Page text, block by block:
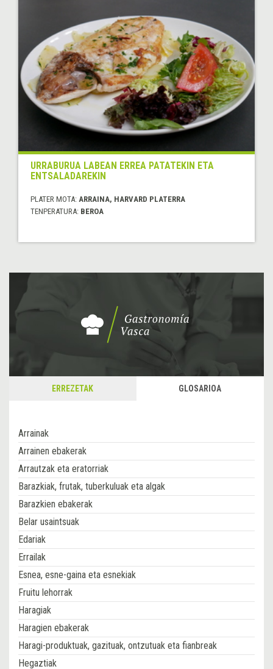
URRABURUA LABEAN ERREA PATATEKIN ETA
ENTSALADAREKIN
PLATER MOTA: ARRAINA, HARVARD PLATERRA
TENPERATURA: BEROA
ERREZETAK GLOSARIOA
Arrainak
Arrainen ebakerak
Arrautzak eta eratorriak
Barazkiak, frutak, tuberkuluak eta algak
Barazkien ebakerak
Belar usaintsuak
Edariak
Errailak
Esnea, esne-gaina eta esnekiak
Fruitu lehorrak
Haragiak
Haragien ebakerak
Haragi-produktuak, gazituak, ontzutuak eta fianbreak
Hegaztiak